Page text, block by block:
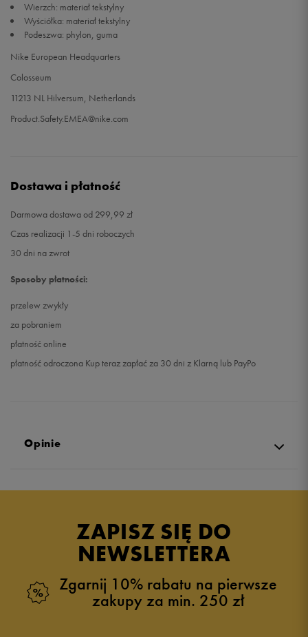
41 26,5 cm
Wierzch: materiał tekstylny
Wyściółka: materiał tekstylny
Podeszwa: phylon, guma
Nike European Headquarters
Colosseum
11213 NL Hilversum, Netherlands
Product.Safety.EMEA@nike.com
Dostawa i płatność
Darmowa dostawa od 299,99 zł
Czas realizacji 1-5 dni roboczych
30 dni na zwrot
Sposoby płatności:
przelew zwykły
za pobraniem
płatność online
płatność odroczona Kup teraz zapłać za 30 dni z Klarną lub PayPo
Opinie
ZAPISZ SIĘ DO
NEWSLETTERA
Zgarnij 10% rabatu na pierwsze
zakupy za min. 250 zł